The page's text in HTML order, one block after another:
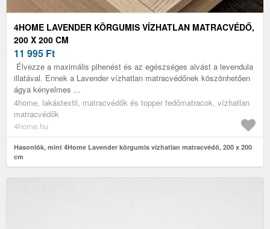
4HOME LAVENDER KÖRGUMIS VÍZHATLAN MATRACVÉDŐ,
200 X 200 CM
11 995 Ft
Élvezze a maximális pihenést és az egészséges alvást a levendula
illatával. Ennek a Lavender vízhatlan matracvédőnek köszönhetően
ágya kényelmes ...
4home, lakástextil, matracvédők és topper fedőmatracok, vízhatlan
matracvédők
4home.hu
Hasonlók, mint 4Home Lavender körgumis vízhatlan matracvédő, 200 x 200
cm